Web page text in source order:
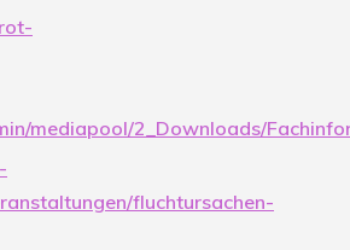
mediapool/2_Downloads/
fluchtursachen-